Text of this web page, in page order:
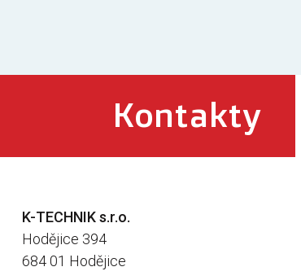
Kontakty
K-TECHNIK s.r.o.
Hodějice 394
684 01 Hodějice